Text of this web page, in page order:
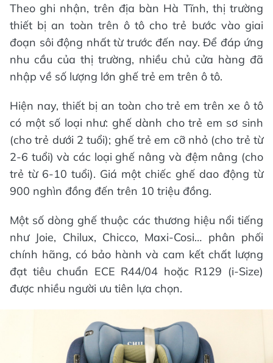
Theo ghi nhận, trên địa bàn Hà Tĩnh, thị trường
thiết bị an toàn trên ô tô cho trẻ bước vào giai
đoạn sôi động nhất từ trước đến nay. Để đáp ứng
nhu cầu của thị trường, nhiều chủ cửa hàng đã
nhập về số lượng lớn ghế trẻ em trên ô tô.
Hiện nay, thiết bị an toàn cho trẻ em trên xe ô tô
có một số loại như: ghế dành cho trẻ em sơ sinh
(cho trẻ dưới 2 tuổi); ghế trẻ em cỡ nhỏ (cho trẻ từ
2-6 tuổi) và các loại ghế nâng và đệm nâng (cho
trẻ từ 6-10 tuổi). Giá một chiếc ghế dao động từ
900 nghìn đồng đến trên 10 triệu đồng.
Một số dòng ghế thuộc các thương hiệu nổi tiếng
như Joie, Chilux, Chicco, Maxi-Cosi… phân phối
chính hãng, có bảo hành và cam kết chất lượng
đạt tiêu chuẩn ECE R44/04 hoặc R129 (i-Size)
được nhiều người ưu tiên lựa chọn.